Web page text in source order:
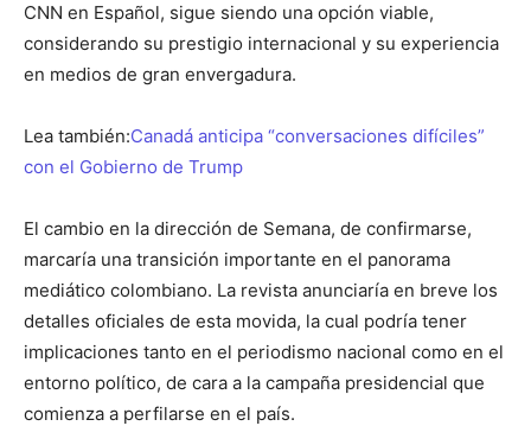
CNN en Español, sigue siendo una opción viable,
considerando su prestigio internacional y su experiencia
en medios de gran envergadura.
Lea también:Canadá anticipa “conversaciones difíciles”
con el Gobierno de Trump
El cambio en la dirección de Semana, de confirmarse,
marcaría una transición importante en el panorama
mediático colombiano. La revista anunciaría en breve los
detalles oficiales de esta movida, la cual podría tener
implicaciones tanto en el periodismo nacional como en el
entorno político, de cara a la campaña presidencial que
comienza a perfilarse en el país.